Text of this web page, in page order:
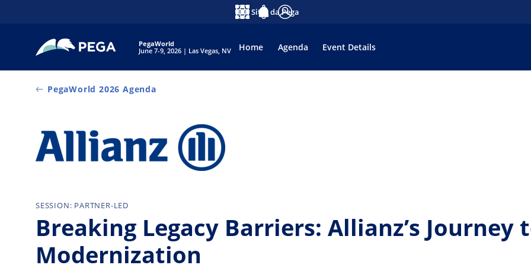
PegaWorld
June 7-9, 2026 | Las Vegas, NV
Home Agenda Event Details
Sites da Pega
PegaWorld 2026 Agenda
SESSION: PARTNER-LED
Breaking Legacy Barriers: Allianz’s Journey
Modernization